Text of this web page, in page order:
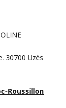
30700 Uzès
Roussillon